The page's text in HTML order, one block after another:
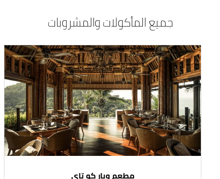
جميع المأكولات والمشروبات
مطعم وبار كو تاي